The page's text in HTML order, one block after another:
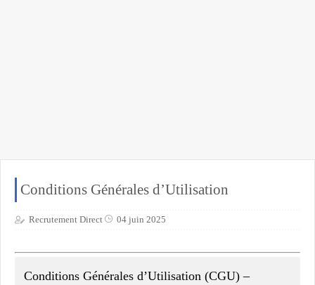
Conditions Générales d’Utilisation
Recrutement Direct 04 juin 2025
Conditions Générales d’Utilisation (CGU) –